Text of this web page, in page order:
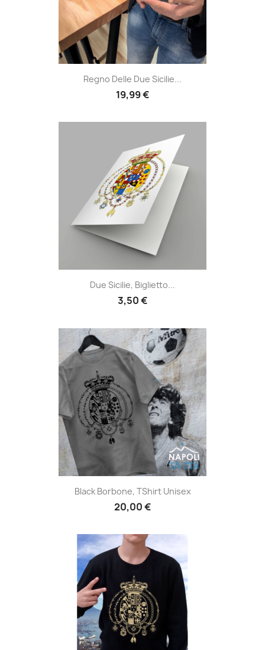
Regno Delle Due Sicilie...
19,99 €
Due Sicilie, Biglietto...
3,50 €
Black Borbone, TShirt Unisex
20,00 €